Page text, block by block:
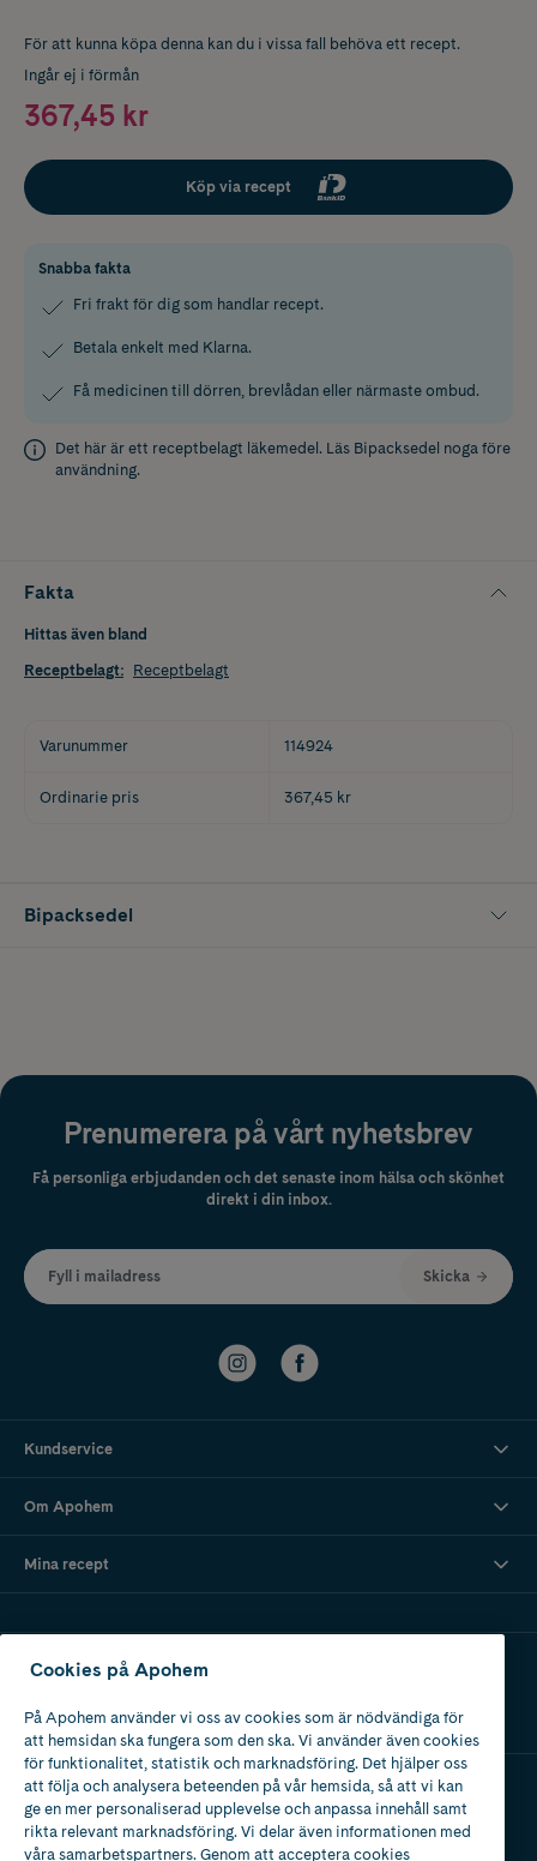
För att kunna köpa denna kan du i vissa fall behöva ett recept.
Ingår ej i förmån
367,45 kr
Köp via recept
Snabba fakta
Fri frakt för dig som handlar recept.
Betala enkelt med Klarna.
Få medicinen till dörren, brevlådan eller närmaste ombud.
Det här är ett receptbelagt läkemedel. Läs Bipacksedel noga före
användning.
Fakta
Hittas även bland
Receptbelagt: Receptbelagt
Varunummer 114924
Ordinarie pris 367,45 kr
Bipacksedel
Prenumerera på vårt nyhetsbrev
Få personliga erbjudanden och det senaste inom hälsa och skönhet
direkt i din inbox.
Fyll i mailadress Skicka
Kundservice
Om Apohem
Mina recept
Ladda ner vår app
Apotek med tillstånd
av Läkemedelsverket
Cookies på Apohem
På Apohem använder vi oss av cookies som är nödvändiga för
att hemsidan ska fungera som den ska. Vi använder även cookies
för funktionalitet, statistik och marknadsföring. Det hjälper oss
att följa och analysera beteenden på vår hemsida, så att vi kan
ge en mer personaliserad upplevelse och anpassa innehåll samt
rikta relevant marknadsföring. Vi delar även informationen med
våra samarbetspartners. Genom att acceptera cookies